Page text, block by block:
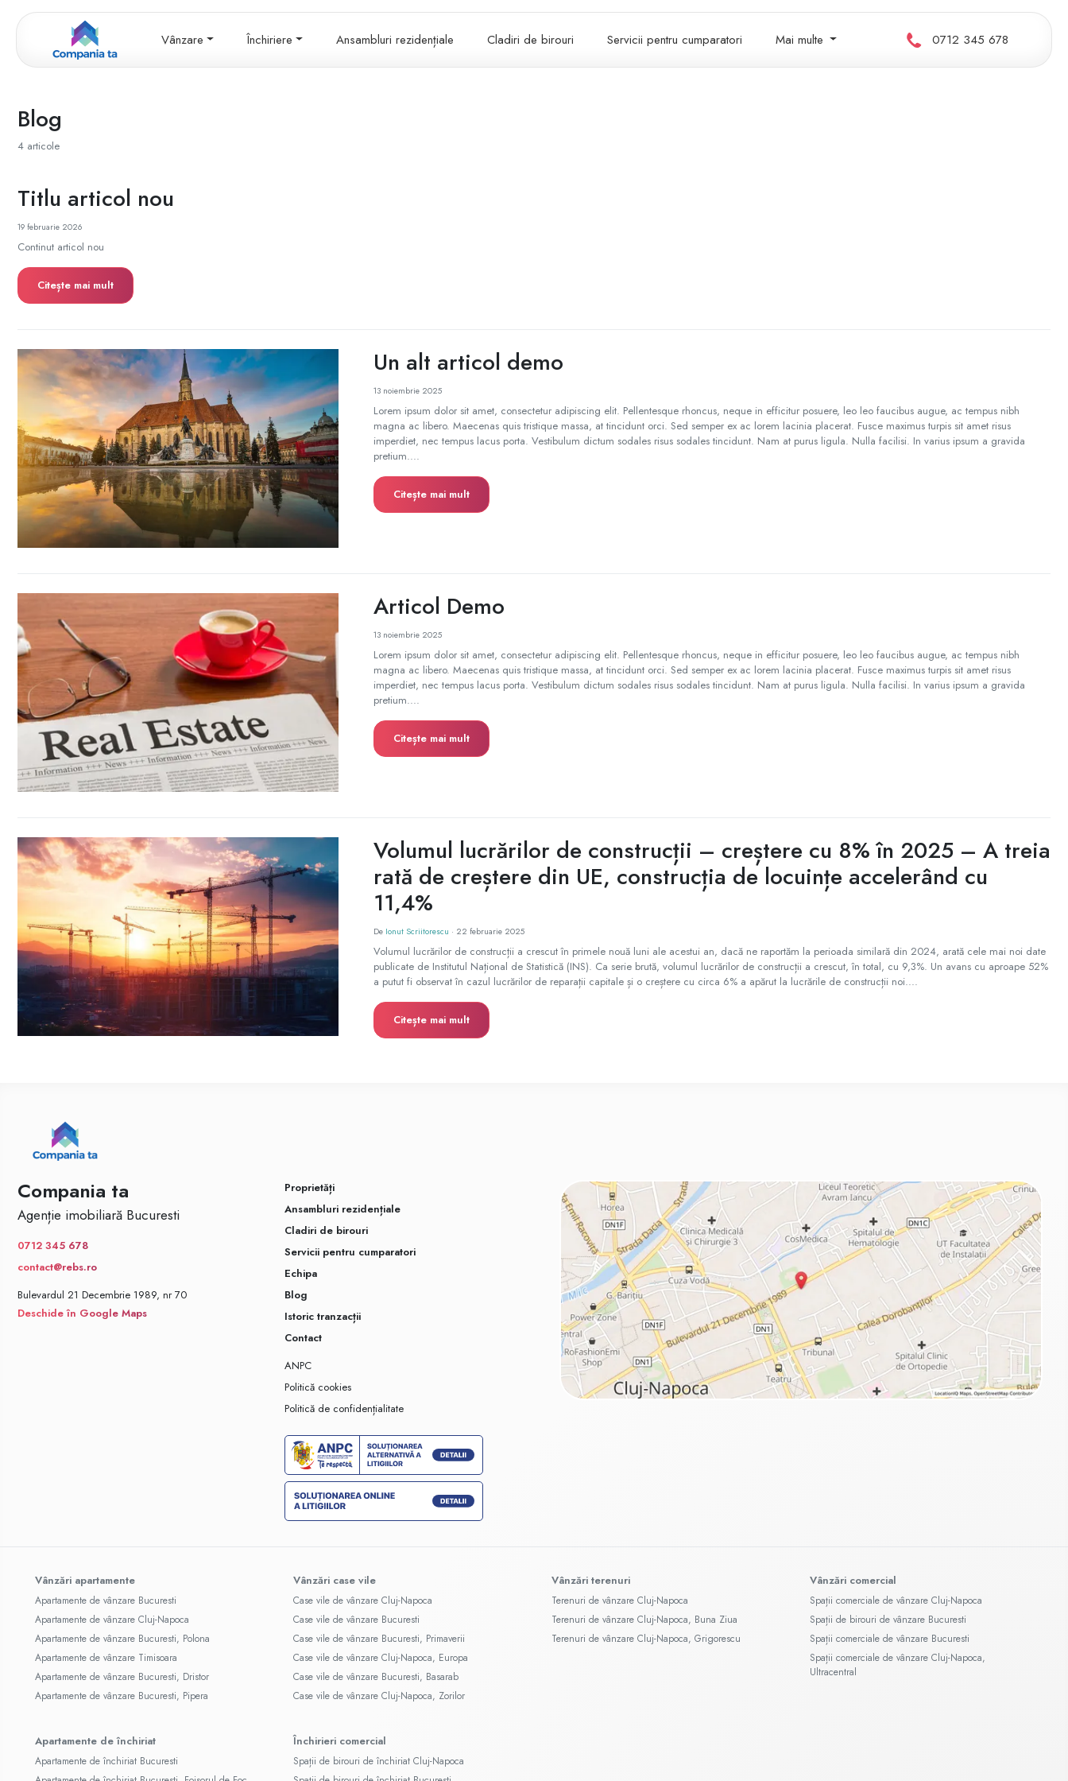
Vânzare Închiriere Ansambluri rezidențiale Cladiri de birouri Servicii pentru cumparatori Mai multe 0712 345 678
Blog
4 articole
Titlu articol nou
19 februarie 2026
Continut articol nou
Citește mai mult
Un alt articol demo
13 noiembrie 2025
Lorem ipsum dolor sit amet, consectetur adipiscing elit. Pellentesque rhoncus, neque in efficitur posuere, leo leo faucibus augue, ac tempus nibh
magna ac libero. Maecenas quis tristique massa, at tincidunt orci. Sed semper ex ac lorem lacinia placerat. Fusce maximus turpis sit amet risus
imperdiet, nec tempus lacus porta. Vestibulum dictum sodales risus sodales tincidunt. Nam at purus ligula. Nulla facilisi. In varius ipsum a gravida
pretium....
Citește mai mult
Articol Demo
13 noiembrie 2025
Lorem ipsum dolor sit amet, consectetur adipiscing elit. Pellentesque rhoncus, neque in efficitur posuere, leo leo faucibus augue, ac tempus nibh
magna ac libero. Maecenas quis tristique massa, at tincidunt orci. Sed semper ex ac lorem lacinia placerat. Fusce maximus turpis sit amet risus
imperdiet, nec tempus lacus porta. Vestibulum dictum sodales risus sodales tincidunt. Nam at purus ligula. Nulla facilisi. In varius ipsum a gravida
pretium....
Citește mai mult
Volumul lucrărilor de construcții – creștere cu 8% în 2025 – A treia
rată de creștere din UE, construcția de locuințe accelerând cu
11,4%
De Ionut Scriitorescu · 22 februarie 2025
Volumul lucrărilor de construcții a crescut în primele nouă luni ale acestui an, dacă ne raportăm la perioada similară din 2024, arată cele mai noi date
publicate de Institutul Național de Statistică (INS). Ca serie brută, volumul lucrărilor de construcții a crescut, în total, cu 9,3%. Un avans cu aproape 52%
a putut fi observat în cazul lucrărilor de reparații capitale și o creștere cu circa 6% a apărut la lucrările de construcții noi....
Citește mai mult
Compania ta
Agenție imobiliară Bucuresti
0712 345 678
contact@rebs.ro
Bulevardul 21 Decembrie 1989, nr 70
Deschide în Google Maps
Proprietăți
Ansambluri rezidențiale
Cladiri de birouri
Servicii pentru cumparatori
Echipa
Blog
Istoric tranzacții
Contact
ANPC
Politică cookies
Politică de confidențialitate
Vânzări apartamente
Apartamente de vânzare Bucuresti
Apartamente de vânzare Cluj-Napoca
Apartamente de vânzare Bucuresti, Polona
Apartamente de vânzare Timisoara
Apartamente de vânzare Bucuresti, Dristor
Apartamente de vânzare Bucuresti, Pipera
Vânzări case vile
Case vile de vânzare Cluj-Napoca
Case vile de vânzare Bucuresti
Case vile de vânzare Bucuresti, Primaverii
Case vile de vânzare Cluj-Napoca, Europa
Case vile de vânzare Bucuresti, Basarab
Case vile de vânzare Cluj-Napoca, Zorilor
Vânzări terenuri
Terenuri de vânzare Cluj-Napoca
Terenuri de vânzare Cluj-Napoca, Buna Ziua
Terenuri de vânzare Cluj-Napoca, Grigorescu
Vânzări comercial
Spații comerciale de vânzare Cluj-Napoca
Spații de birouri de vânzare Bucuresti
Spații comerciale de vânzare Bucuresti
Spații comerciale de vânzare Cluj-Napoca,
Ultracentral
Apartamente de închiriat
Apartamente de închiriat Bucuresti
Închirieri comercial
Spații de birouri de închiriat Cluj-Napoca